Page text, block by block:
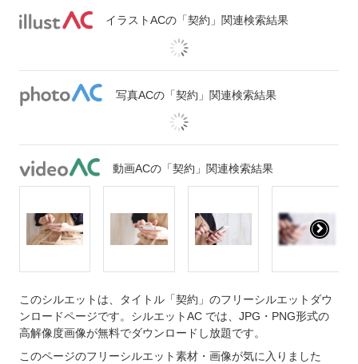
イラストACの「契約」関連検索結果
写真ACの「契約」関連検索結果
動画ACの「契約」関連検索結果
このシルエットは、タイトル「契約」のフリーシルエットダウ
ンロードページです。シルエットAC では、JPG・PNG形式の
高解像度画像が無料でダウンロードし放題です。
このページのフリーシルエット素材・画像が気に入りました